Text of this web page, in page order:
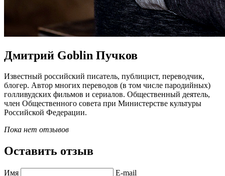
Дмитрий Goblin Пучков
Известный российский писатель, публицист, переводчик,
блогер. Автор многих переводов (в том числе пародийных)
голливудских фильмов и сериалов. Общественный деятель,
член Общественного совета при Министерстве культуры
Российской Федерации.
Пока нет отзывов
Оставить отзыв
Имя
E-mail